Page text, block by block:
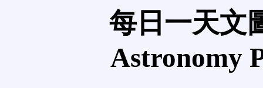
每日一天文
Astronomy